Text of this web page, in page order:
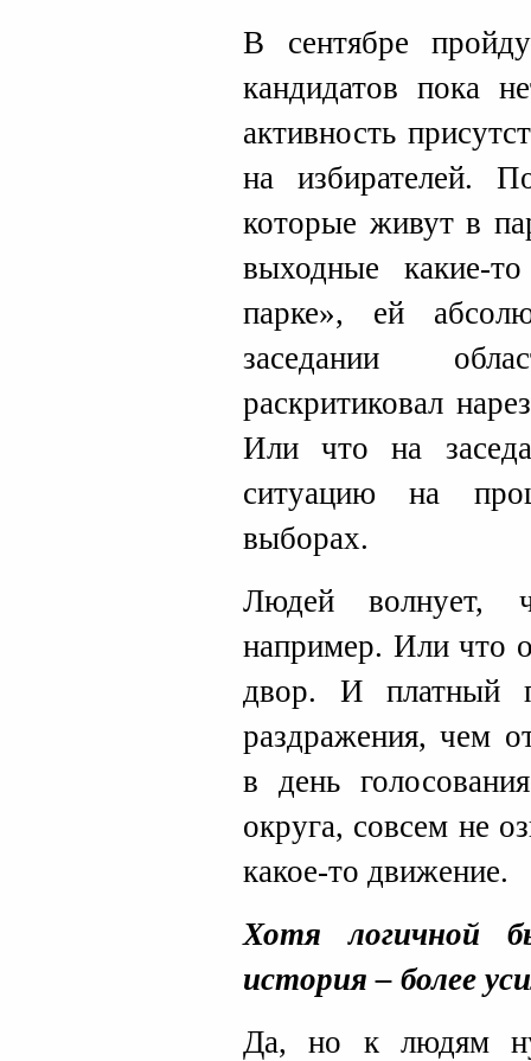
В сентябре
кандидатов пока
активность
на избирателей.
которые живут в
выходные какие-
парке», ей
заседании
раскритиковал
Или что на
ситуацию на
выборах.
Людей волнует,
например. Или что
двор. И платный
раздражения, чем
в день
округа, совсем не
какое-то движение.
Хотя логичной
история – более
Да, но к людям